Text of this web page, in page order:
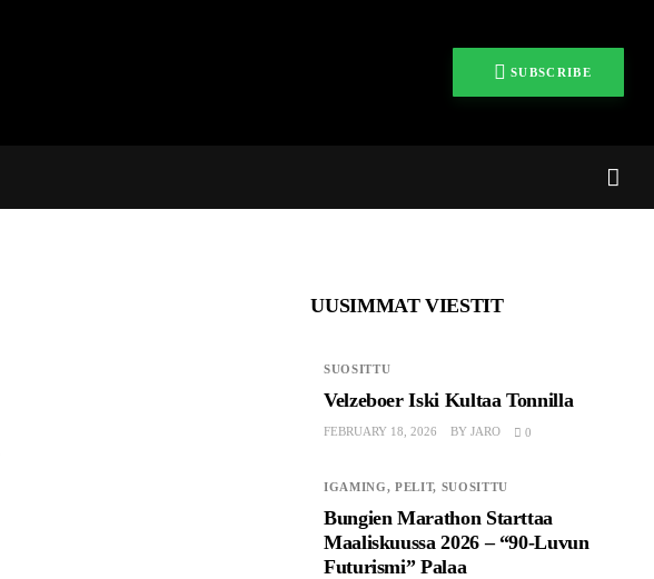
SUBSCRIBE
UUSIMMAT VIESTIT
SUOSITTU
Velzeboer Iski Kultaa Tonnilla
FEBRUARY 18, 2026 BYJARO 0
IGAMING, PELIT, SUOSITTU
Bungien Marathon Starttaa
Maaliskuussa 2026 – “90-Luvun
Futurismi” Palaa